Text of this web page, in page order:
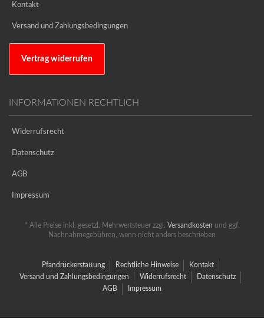
Kontakt
Versand und Zahlungsbedingungen
Vertrag widerrufen
INFORMATIONEN RECHTLICH
Widerrufsrecht
Datenschutz
AGB
Impressum
* Alle Preise inkl. gesetzl. Mehrwertsteuer zzgl. Versandkosten und ggf.
Nachnahmegebühren, wenn nicht anders beschrieben
Pfandrückerstattung Rechtliche Hinweise
Kontakt
Versand und Zahlungsbedingungen
Widerrufsrecht
Datenschutz
AGB
Impressum